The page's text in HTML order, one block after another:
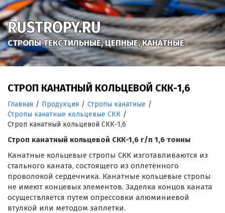
RUSTROPY.RU
СТРОПЫ ТЕКСТИЛЬНЫЕ, ЦЕПНЫЕ, КАНАТНЫЕ
СТРОП КАНАТНЫЙ КОЛЬЦЕВОЙ СКК-1,6
Главная / Продукция / Стропы канатные /
Стропы канатные кольцевые СКК /
Строп канатный кольцевой СКК-1,6
Строп канатный кольцевой СКК-1,6 г/п 1,6 тонны
Канатные кольцевые стропы СКК изготавливаются из
стального каната, состоящего из оплетённого
проволокой сердечника. Канатные кольцевые стропы
не имеют концевых элементов. Заделка концов каната
осуществляется путем опрессовки алюминиевой
втулкой или методом заплетки.